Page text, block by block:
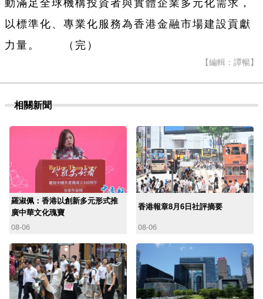
動滿足全球機構投資者與實體企業多元化需求，
以標準化、專業化服務為香港金融市場建設貢獻
力量。 （完）
【編輯：譚暢】
相關新聞
羅淑佩：香港以創新多元形式推
廣中華文化瑰寶
08-06
香港報章8月6日社評摘要
08-06